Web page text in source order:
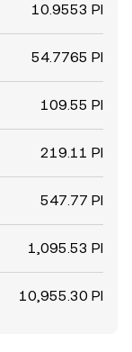
10.9553 PI
54.7765 PI
109.55 PI
219.11 PI
547.77 PI
1,095.53 PI
10,955.30 PI